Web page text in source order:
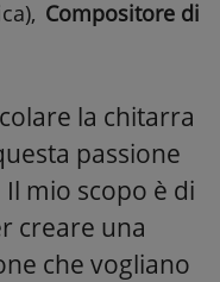
, Compositore di
la chitarra
passione
mio scopo è di
creare una
che vogliano